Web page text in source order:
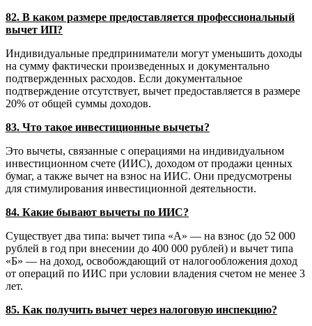
82. В каком размере предоставляется профессиональный
вычет ИП?
Индивидуальные предприниматели могут уменьшить доходы
на сумму фактически произведенных и документально
подтвержденных расходов. Если документальное
подтверждение отсутствует, вычет предоставляется в размере
20% от общей суммы доходов.
83. Что такое инвестиционные вычеты?
Это вычеты, связанные с операциями на индивидуальном
инвестиционном счете (ИИС), доходом от продажи ценных
бумаг, а также вычет на взнос на ИИС. Они предусмотрены
для стимулирования инвестиционной деятельности.
84. Какие бывают вычеты по ИИС?
Существует два типа: вычет типа «А» — на взнос (до 52 000
рублей в год при внесении до 400 000 рублей) и вычет типа
«Б» — на доход, освобождающий от налогообложения доход
от операций по ИИС при условии владения счетом не менее 3
лет.
85. Как получить вычет через налоговую инспекцию?